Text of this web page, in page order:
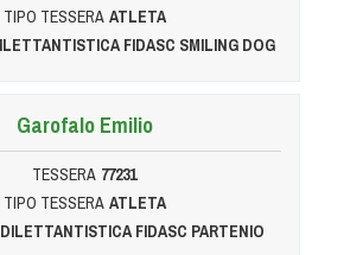
TIPO TESSERA ATLETA
FIDASC SMILING DOG
Garofalo Emilio
TESSERA 77231
TIPO TESSERA ATLETA
FIDASC PARTENIO